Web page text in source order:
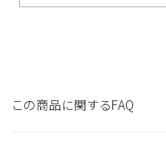
この商品に関するFAQ